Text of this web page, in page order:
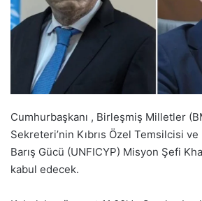
Cumhurbaşkanı , Birleşmiş Milletler
Sekreteri’nin Kıbrıs Özel Temsilcisi
Barış Gücü (UNFICYP) Misyon Şefi
kabul edecek.